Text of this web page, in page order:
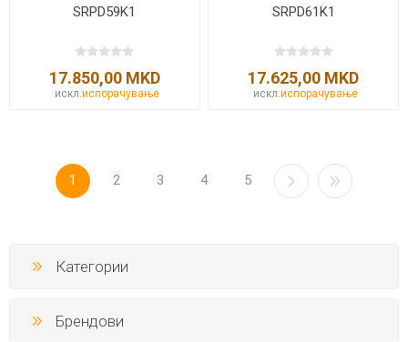
SRPD59K1
17.850,00 MKD
искл.испорачување
SRPD61K1
17.625,00 MKD
искл.испорачување
1 2 3 4 5
Категории
Брендови